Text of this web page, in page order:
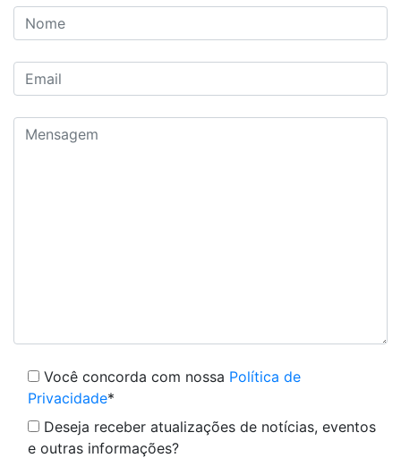
Você concorda com nossa Política de
Privacidade*
Deseja receber atualizações de notícias, eventos
e outras informações?